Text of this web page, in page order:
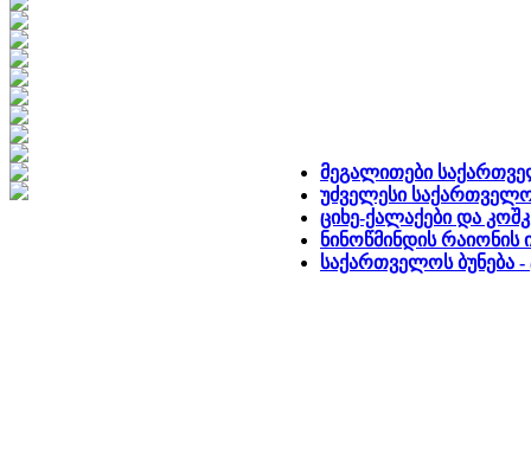
მეგალითები
უძველესი
ციხე-ქალაქები და
ნინოწმინდის
საქართველოს ბუნება -